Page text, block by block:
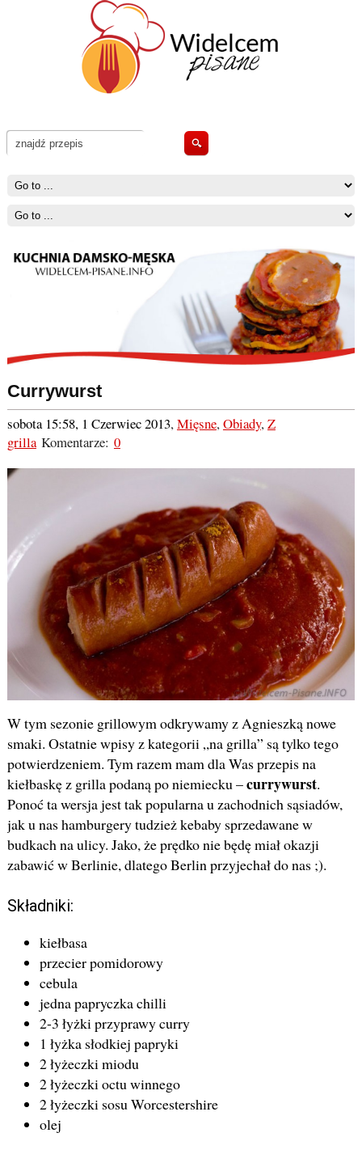
Currywurst
sobota 15:58, 1 Czerwiec 2013,Mięsne,Obiady,Z
grillaKomentarze: 0
W tym sezonie grillowym odkrywamy z Agnieszką nowe
smaki. Ostatnie wpisy z kategorii „na grilla” są tylko tego
potwierdzeniem. Tym razem mam dla Was przepis na
kiełbaskę z grilla podaną po niemiecku –currywurst.
Ponoć ta wersja jest tak popularna u zachodnich sąsiadów,
jak u nas hamburgery tudzież kebaby sprzedawane w
budkach na ulicy. Jako, że prędko nie będę miał okazji
zabawić w Berlinie, dlatego Berlin przyjechał do nas ;).
Składniki:
kiełbasa
przecier pomidorowy
cebula
jedna papryczka chilli
2-3 łyżki przyprawy curry
1 łyżka słodkiej papryki
2 łyżeczki miodu
2 łyżeczki octu winnego
2 łyżeczki sosu Worcestershire
olej